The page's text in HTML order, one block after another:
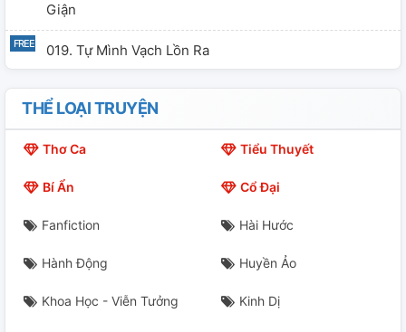
Giận
019. Tự Mình Vạch Lồn Ra
20: Thưởng Thức Lồn
21: "Ai Có Thể Cho Em Cao Trào?"
24: Chính Thức Nhận Nô
25: Xỏ Khuyên V...ú
THỂ LOẠI TRUYỆN
Thơ Ca Tiểu Thuyết
Bí Ẩn Cổ Đại
Fanfiction Hài Hước
Hành Động Huyền Ảo
Khoa Học - Viễn Tưởng Kinh Dị